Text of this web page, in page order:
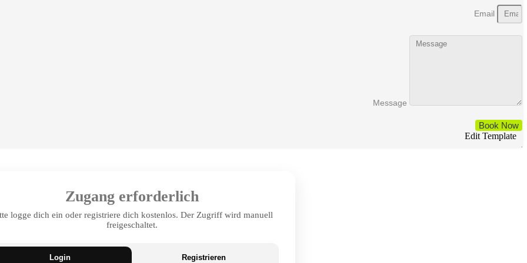
Email
Message
Book Now
Edit Template
Zugang erforderlich
logge dich ein oder registriere dich kostenlos. Der Zugriff wird manuell
freigeschaltet.
Login Registrieren